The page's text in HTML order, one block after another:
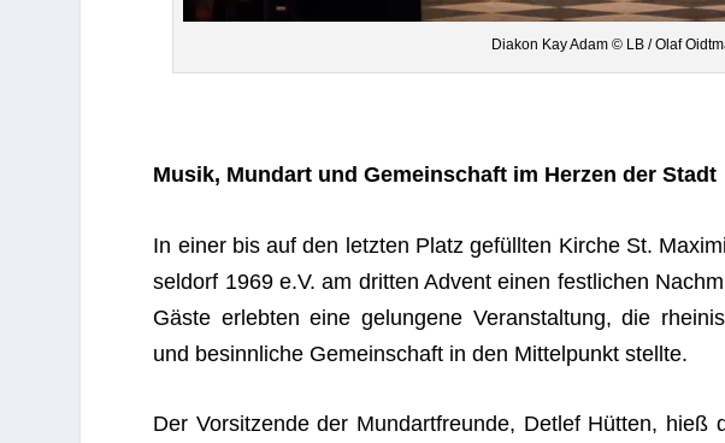
Dia­kon Kay Adam © LB / Olaf
Musik, Mund­art und Gemein­schaft im Her­zen der Stadt
In einer bis auf den letz­ten Platz gefüll­ten Kir­che St.
sel­dorf 1969 e.V. am drit­ten Advent einen fest­li­chen
Gäste erleb­ten eine gelun­gene Ver­an­stal­tung, die
und besinn­li­che Gemein­schaft in den Mit­tel­punkt stellte.
Der Vor­sit­zende der Mund­art­freunde, Det­lef Hüt­ten, hieß